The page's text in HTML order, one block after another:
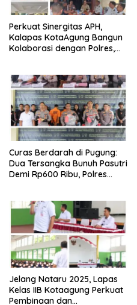
Perkuat Sinergitas APH,
Kalapas KotaAgung Bangun
Kolaborasi dengan Polres,
Lapas
Curas Berdarah di Pugung:
Dua Tersangka Bunuh Pasutri
Demi Rp600 Ribu, Polres
Jelang Nataru 2025, Lapas
Kelas IIB Kotaagung Perkuat
Pembinaan dan